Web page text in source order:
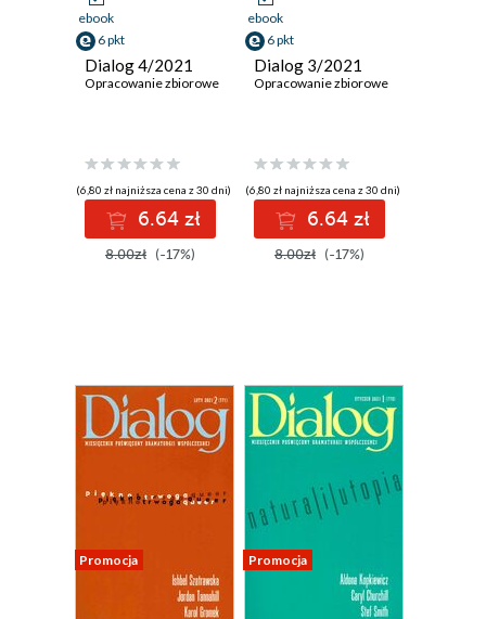
ebook
6 pkt
Dialog 4/2021
Opracowanie zbiorowe
(6,80 zł najniższa cena z 30 dni)
6.64 zł
8.00zł (-17%)
ebook
6 pkt
Dialog 3/2021
Opracowanie zbiorowe
(6,80 zł najniższa cena z 30 dni)
6.64 zł
8.00zł (-17%)
Promocja Promocja